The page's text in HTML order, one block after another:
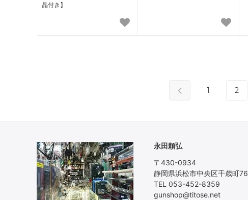
晶付き】
1 2
永田頼弘
〒430-0934
静岡県浜松市中央区千歳町
TEL 053-452-8359
gunshop@titose.net